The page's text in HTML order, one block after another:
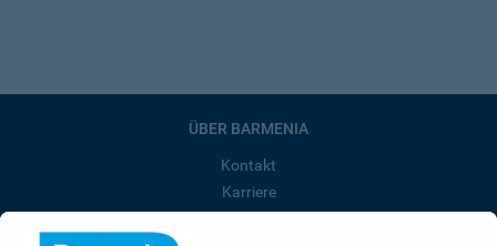
ÜBER BARMENIA
Kontakt
Karriere